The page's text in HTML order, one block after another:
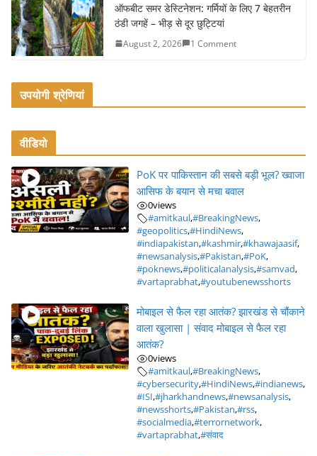
ऑफबीट समर डेस्टिनेशन: गर्मियों के लिए 7 बेहतरीन
ठंडी जगहें – भीड़ से दूर छुट्टियां
August 2, 2026 1 Comment
उपयोगी श्रेणियां
वीडियो
PoK पर पाकिस्तान की सबसे बड़ी भूल? ख्वाजा
आसिफ के बयान से मचा बवाल
0views
#amitkaul,#BreakingNews,
#geopolitics,#HindiNews,
#indiapakistan,#kashmir,#khawajaasif,
#newsanalysis,#Pakistan,#PoK,
#poknews,#politicalanalysis,#samvad,
#vartaprabhat,#youtubenewsshorts
मोबाइल से फैल रहा आतंक? झारखंड से चौंकाने
वाला खुलासा | संवाद मोबाइल से फैल रहा
आतंक?
0views
#amitkaul,#BreakingNews,
#cybersecurity,#HindiNews,#indianews,
#ISI,#jharkhandnews,#newsanalysis,
#newsshorts,#Pakistan,#rss,
#socialmedia,#terrornetwork,
#vartaprabhat,#संवाद